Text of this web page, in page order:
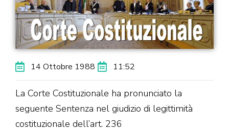
14 Ottobre 1988 11:52
La Corte Costituzionale ha pronunciato la
seguente Sentenza nel giudizio di legittimità
costituzionale dell’art. 236